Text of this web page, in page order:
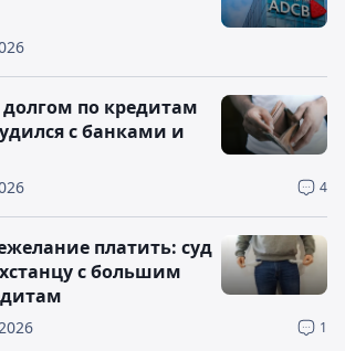
4
долгом по кредитам
с банками и
1
платить: суд
с большим